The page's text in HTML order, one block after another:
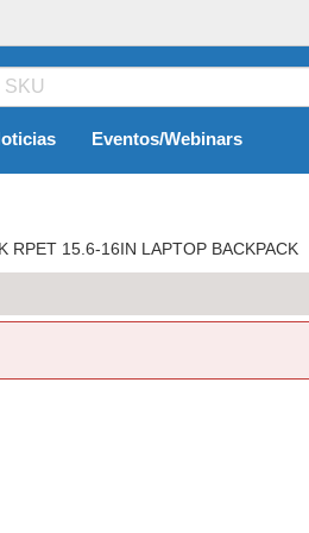
Eventos/Webinars
RPET 15.6-16IN LAPTOP BACKPACK